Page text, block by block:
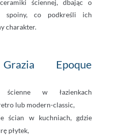
ściennej, dbając o
spoiny, co podkreśli ich
charakter.
Epoque
ścienne w łazienkach
lub modern-classic,
ścian w kuchniach, gdzie
płytek,